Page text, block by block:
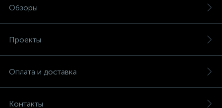
Обзоры
Проекты
Оплата и доставка
Контакты